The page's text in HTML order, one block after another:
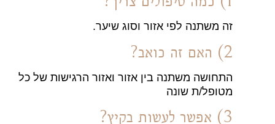
זה משתנה לפי אזור וסוג שיער.
2) האם זה כואב?
התחושה משתנה בין אזור ואזור הרגישות של כל
מטופל/ת שונה
3) אפשר לעשות בקיץ?